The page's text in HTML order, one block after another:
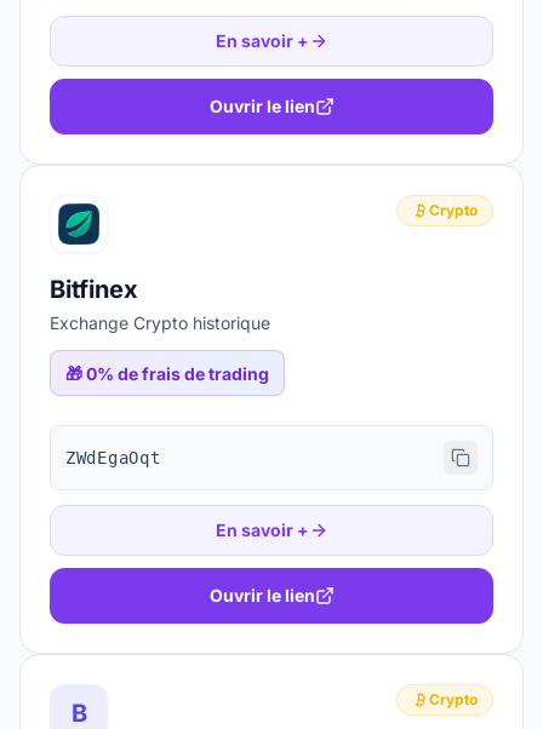
En savoir +
Ouvrir le lien
Crypto
Bitfinex
Exchange Crypto historique
🎁0% de frais de trading
ZWdEgaOqt
En savoir +
Ouvrir le lien
B Crypto